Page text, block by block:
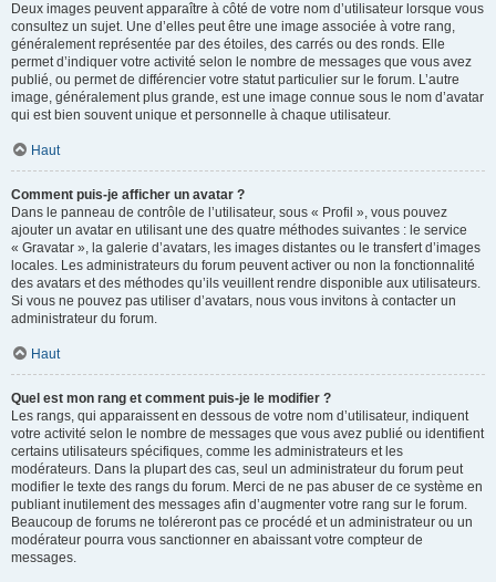
Deux images peuvent apparaître à côté de votre nom d’utilisateur lorsque vous
consultez un sujet. Une d’elles peut être une image associée à votre rang,
généralement représentée par des étoiles, des carrés ou des ronds. Elle
permet d’indiquer votre activité selon le nombre de messages que vous avez
publié, ou permet de différencier votre statut particulier sur le forum. L’autre
image, généralement plus grande, est une image connue sous le nom d’avatar
qui est bien souvent unique et personnelle à chaque utilisateur.
Haut
Comment puis-je afficher un avatar ?
Dans le panneau de contrôle de l’utilisateur, sous « Profil », vous pouvez
ajouter un avatar en utilisant une des quatre méthodes suivantes : le service
« Gravatar », la galerie d’avatars, les images distantes ou le transfert d’images
locales. Les administrateurs du forum peuvent activer ou non la fonctionnalité
des avatars et des méthodes qu’ils veuillent rendre disponible aux utilisateurs.
Si vous ne pouvez pas utiliser d’avatars, nous vous invitons à contacter un
administrateur du forum.
Haut
Quel est mon rang et comment puis-je le modifier ?
Les rangs, qui apparaissent en dessous de votre nom d’utilisateur, indiquent
votre activité selon le nombre de messages que vous avez publié ou identifient
certains utilisateurs spécifiques, comme les administrateurs et les
modérateurs. Dans la plupart des cas, seul un administrateur du forum peut
modifier le texte des rangs du forum. Merci de ne pas abuser de ce système en
publiant inutilement des messages afin d’augmenter votre rang sur le forum.
Beaucoup de forums ne toléreront pas ce procédé et un administrateur ou un
modérateur pourra vous sanctionner en abaissant votre compteur de
messages.